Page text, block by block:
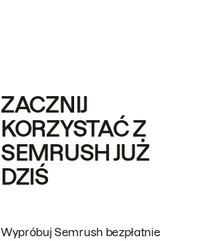
ZACZNIJ
KORZYSTAĆ Z
SEMRUSH JUŻ
DZIŚ
Wypróbuj Semrush bezpłatnie